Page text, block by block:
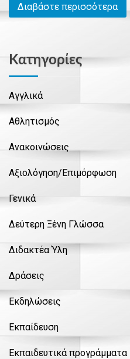
Διαβάστε περισσότερα
Kατηγορίες
Αγγλικά
Αθλητισμός
Ανακοινώσεις
Αξιολόγηση/Επιμόρφωση
Γενικά
Δεύτερη Ξένη Γλώσσα
Διδακτέα Ύλη
Δράσεις
Εκδηλώσεις
Εκπαίδευση
Εκπαιδευτικά προγράμματα